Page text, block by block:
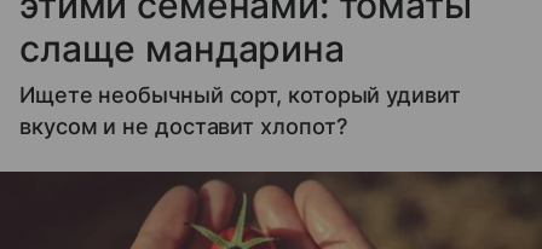
слаще мандарина
Ищете необычный сорт, который удивит
вкусом и не доставит хлопот?